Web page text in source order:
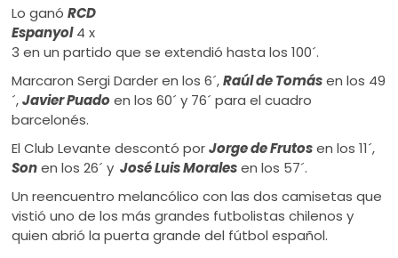
Lo ganóRCD
Espanyol4 x
3 en un partido que se extendió hasta los 100´.
Marcaron Sergi Darder en los 6´,Raúl de Tomásen los 49
´,Javier Puadoen los 60´ y 76´ para el cuadro
barcelonés.
El Club Levante descontó porJorge de Frutosen los 11´,
Sonen los 26´ y José Luis Moralesen los 57´.
Un reencuentro melancólico con las dos camisetas que
vistió uno de los más grandes futbolistas chilenos y
quien abrió la puerta grande del fútbol español.